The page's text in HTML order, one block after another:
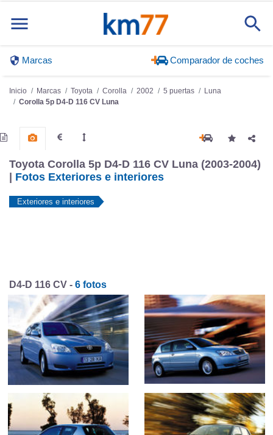
Marcas Comparador de coches
Inicio Marcas Toyota Corolla 2002 5 puertas
Luna
Corolla 5p D4-D 116 CV Luna
Toyota Corolla 5p D4-D 116 CV Luna (2003-2004)
Fotos Exteriores e interiores
Exteriores e interiores
D4-D 116 CV - 6 fotos